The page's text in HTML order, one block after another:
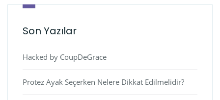
Son Yazılar
Hacked by CoupDeGrace
Protez Ayak Seçerken Nelere Dikkat Edilmelidir?